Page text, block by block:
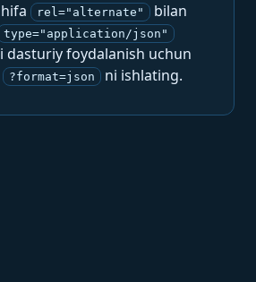
rel="alternate"
bilan
type="application/json"
dasturiy foydalanish uchun
?format=json ni ishlating.